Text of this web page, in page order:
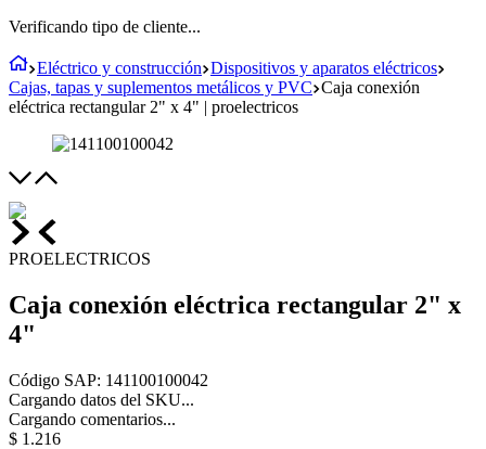
Verificando tipo de cliente...
Eléctrico y construcción Dispositivos y aparatos eléctricos
Cajas, tapas y suplementos metálicos y PVC Caja conexión
eléctrica rectangular 2" x 4" | proelectricos
PROELECTRICOS
Caja conexión eléctrica rectangular 2" x
4"
Código SAP: 141100100042
Cargando datos del SKU...
Cargando comentarios...
$ 1 .216